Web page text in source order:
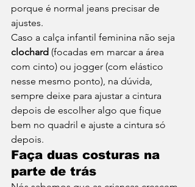
porque é normal jeans precisar de
ajustes.
Caso a calça infantil feminina não seja
clochard (focadas em marcar a área
com cinto) ou jogger (com elástico
nesse mesmo ponto), na dúvida,
sempre deixe para ajustar a cintura
depois de escolher algo que fique
bem no quadril e ajuste a cintura só
depois.
Faça duas costuras na
parte de trás